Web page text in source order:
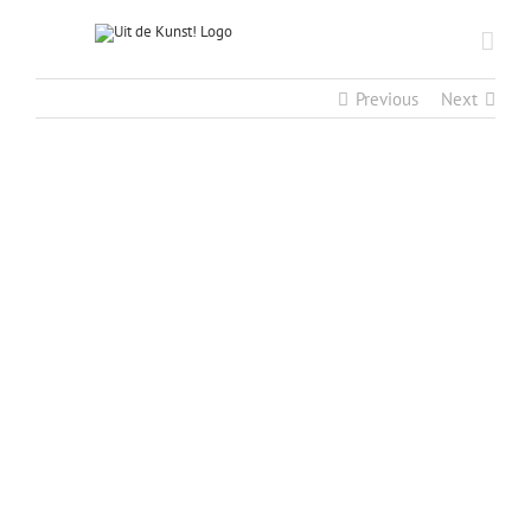
Previous Next